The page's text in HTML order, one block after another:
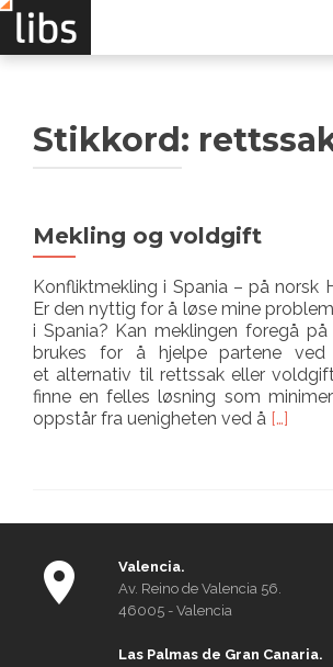
Stikkord:
Mekling og voldgift
Konfliktmekling i Spania – på norsk
Er den nyttig for å løse mine
i Spania? Kan meklingen foregå på
brukes for å hjelpe partene ved
et alternativ til rettssak eller
finne en felles løsning som
oppstår fra uenigheten ved å Les
[…]
Valencia.
Av. Reino de Valencia 56.
46005 - Valencia
Las Palmas de Gran Canaria.